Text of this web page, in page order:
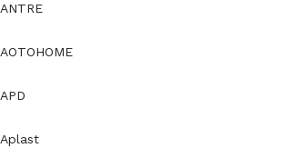
ANTRE
AOTOHOME
APD
Aplast